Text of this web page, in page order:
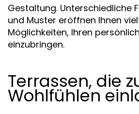
Gestaltung. Unterschiedliche
und Muster eröffnen Ihnen
Möglichkeiten, Ihren
einzubringen.
Terrassen, die
Wohlfühlen